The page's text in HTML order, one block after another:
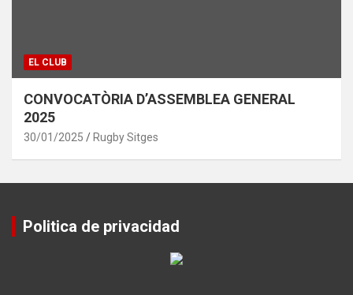
EL CLUB
CONVOCATÒRIA D’ASSEMBLEA GENERAL
2025
30/01/2025 Rugby Sitges
Politica de privacidad